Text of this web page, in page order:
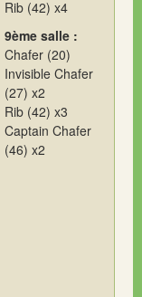
Rib (42) x4
9ème salle :
Chafer (20)
Invisible Chafer
(27) x2
Rib (42) x3
Captain Chafer
(46) x2